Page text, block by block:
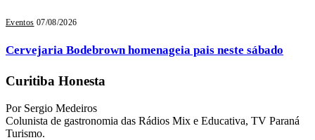
Eventos 07/08/2026
Cervejaria Bodebrown homenageia pais neste sábado
Curitiba Honesta
Por Sergio Medeiros
Colunista de gastronomia das Rádios Mix e Educativa, TV Paraná
Turismo.